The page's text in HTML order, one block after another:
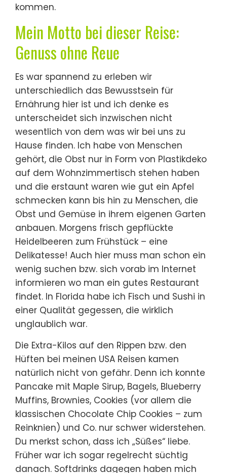
kommen.
Mein Motto bei dieser Reise:
Genuss ohne Reue
Es war spannend zu erleben wir
unterschiedlich das Bewusstsein für
Ernährung hier ist und ich denke es
unterscheidet sich inzwischen nicht
wesentlich von dem was wir bei uns zu
Hause finden. Ich habe von Menschen
gehört, die Obst nur in Form von Plastikdeko
auf dem Wohnzimmertisch stehen haben
und die erstaunt waren wie gut ein Apfel
schmecken kann bis hin zu Menschen, die
Obst und Gemüse in ihrem eigenen Garten
anbauen. Morgens frisch gepflückte
Heidelbeeren zum Frühstück – eine
Delikatesse! Auch hier muss man schon ein
wenig suchen bzw. sich vorab im Internet
informieren wo man ein gutes Restaurant
findet. In Florida habe ich Fisch und Sushi in
einer Qualität gegessen, die wirklich
unglaublich war.
Die Extra-Kilos auf den Rippen bzw. den
Hüften bei meinen USA Reisen kamen
natürlich nicht von gefähr. Denn ich konnte
Pancake mit Maple Sirup, Bagels, Blueberry
Muffins, Brownies, Cookies (vor allem die
klassischen Chocolate Chip Cookies – zum
Reinknien) und Co. nur schwer widerstehen.
Du merkst schon, dass ich „Süßes“ liebe.
Früher war ich sogar regelrecht süchtig
danach. Softdrinks dagegen haben mich